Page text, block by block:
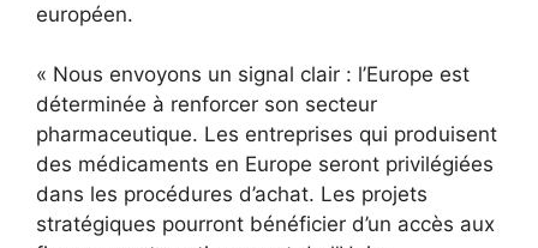
européen.
« Nous envoyons un signal clair : l’Europe est
déterminée à renforcer son secteur
pharmaceutique. Les entreprises qui produisent
des médicaments en Europe seront privilégiées
dans les procédures d’achat. Les projets
stratégiques pourront bénéficier d’un accès aux